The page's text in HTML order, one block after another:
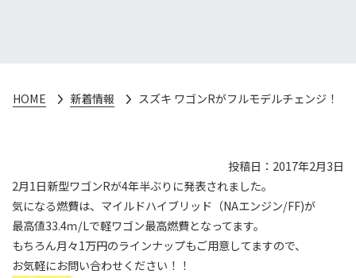
HOME 新着情報 スズキ ワゴンRがフルモデルチェンジ！
投稿日：2017年2月3日
2月1日新型ワゴンRが4年半ぶりに発表されました。
気になる燃費は、マイルドハイブリッド（NAエンジン/FF)が
最高値33.4ｍ/Lで軽ワゴン最高燃費となってます。
もちろん月々1万円のラインナップもご用意してますので、
お気軽にお問い合わせください！！